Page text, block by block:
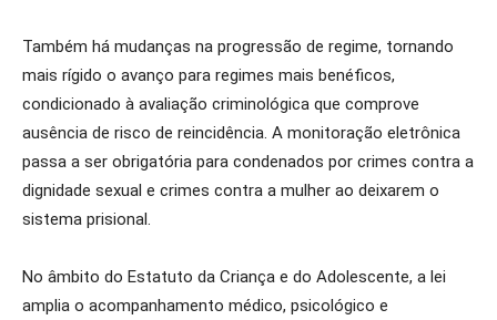
Também há mudanças na progressão de regime, tornando
mais rígido o avanço para regimes mais benéficos,
condicionado à avaliação criminológica que comprove
ausência de risco de reincidência. A monitoração eletrônica
passa a ser obrigatória para condenados por crimes contra a
dignidade sexual e crimes contra a mulher ao deixarem o
sistema prisional.
No âmbito do Estatuto da Criança e do Adolescente, a lei
amplia o acompanhamento médico, psicológico e